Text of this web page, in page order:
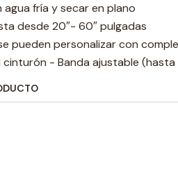
agua fría y secar en plano
desde 20″- 60″ pulgadas
pueden personalizar con
cinturón - Banda ajustable